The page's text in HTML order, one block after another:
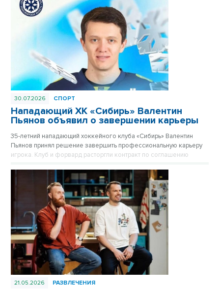
30.07.2026 СПОРТ
Нападающий ХК «Сибирь» Валентин
Пьянов объявил о завершении карьеры
35-летний нападающий хоккейного клуба «Сибирь» Валентин
Пьянов принял решение завершить профессиональную карьеру
игрока. Клуб и форвард расторгли контракт по соглашению
21.05.2026 РАЗВЛЕЧЕНИЯ